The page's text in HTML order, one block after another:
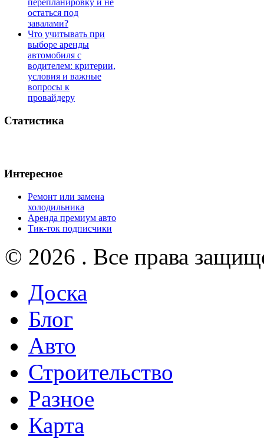
перепланировку и не
остаться под
завалами?
Что учитывать при
выборе аренды
автомобиля с
водителем: критерии,
условия и важные
вопросы к
провайдеру
Статистика
Интересное
Ремонт или замена
холодильника
Аренда премиум авто
Тик-ток подписчики
© 2026 . Все права
Доска
Блог
Авто
Строительство
Разное
Карта